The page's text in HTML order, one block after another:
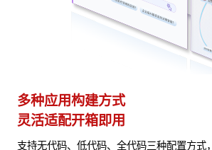
多种应用构建方式
灵活适配开箱即用
支持无代码、低代码、全代码三种配置方式